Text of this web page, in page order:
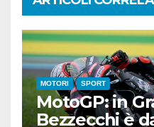
MOTORI SPORT
MotoGP: in
Bezzecchi è